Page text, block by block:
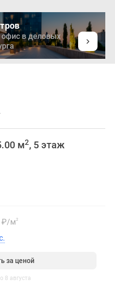
в деловых
м2, 5 этаж
₽/м2
за ценой
8 августа